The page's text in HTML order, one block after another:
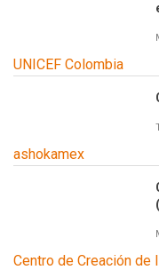
UNICEF Colombia
ashokamex
Centro de Creación de